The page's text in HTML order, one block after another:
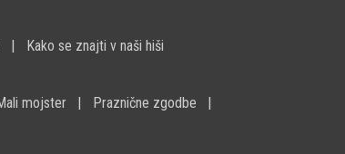
Kako se znajti v naši hiši
mojster
Praznične zgodbe